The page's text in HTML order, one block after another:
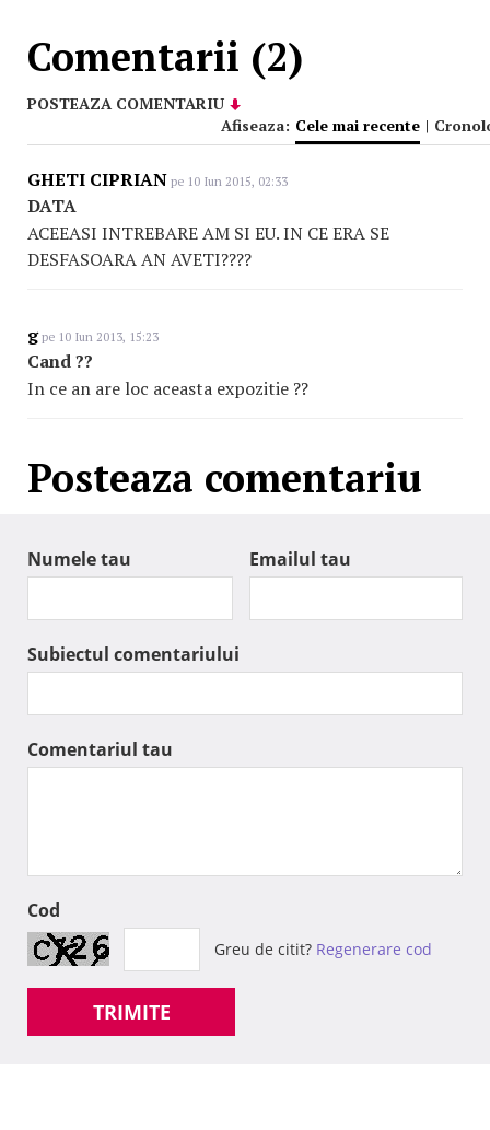
Comentarii (2)
POSTEAZA COMENTARIU
Afiseaza: Cele mai recente |
GHETI CIPRIAN pe 10 Iun 2015, 02:33
DATA
ACEEASI INTREBARE AM SI EU. IN CE ERA SE
DESFASOARA AN AVETI????
gpe 10 Iun 2013, 15:23
Cand ??
In ce an are loc aceasta expozitie ??
Posteaza comentariu
Numele tau Emailul tau
Subiectul comentariului
Comentariul tau
Cod
Greu de citit? Regenerare cod
TRIMITE